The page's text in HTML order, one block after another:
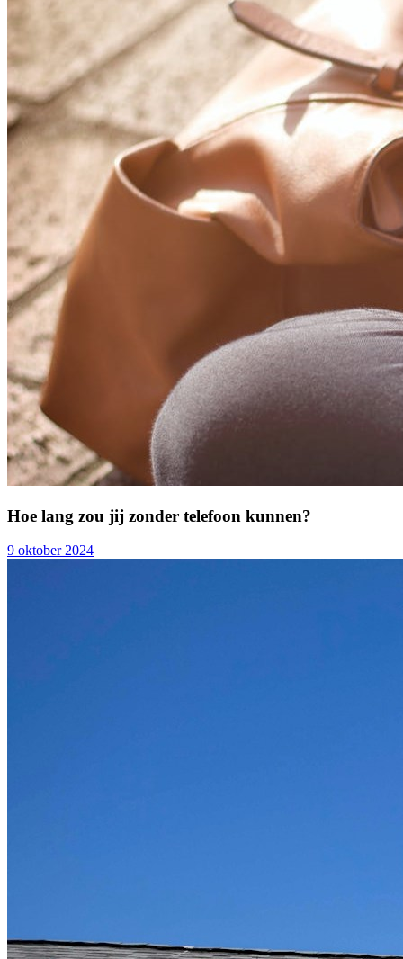
Hoe lang zou jij zonder telefoon kunnen?
9 oktober 2024